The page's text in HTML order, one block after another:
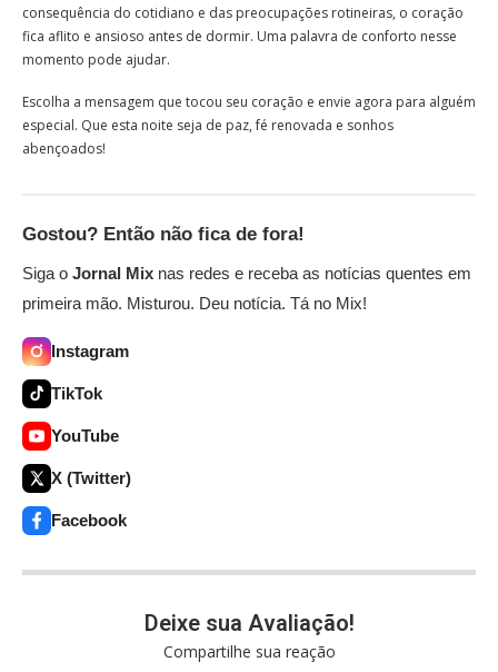
consequência do cotidiano e das preocupações rotineiras, o coração
fica aflito e ansioso antes de dormir. Uma palavra de conforto nesse
momento pode ajudar.
Escolha a mensagem que tocou seu coração e envie agora para alguém
especial. Que esta noite seja de paz, fé renovada e sonhos
abençoados!
Gostou? Então não fica de fora!
Siga o Jornal Mix nas redes e receba as notícias quentes em
primeira mão. Misturou. Deu notícia. Tá no Mix!
Instagram
TikTok
YouTube
X (Twitter)
Facebook
Deixe sua Avaliação!
Compartilhe sua reação